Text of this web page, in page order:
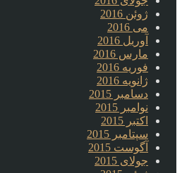
ژوئن 2016
می 2016
آوریل 2016
مارس 2016
فوریه 2016
ژانویه 2016
دسامبر 2015
نوامبر 2015
اکتبر 2015
سپتامبر 2015
آگوست 2015
جولای 2015